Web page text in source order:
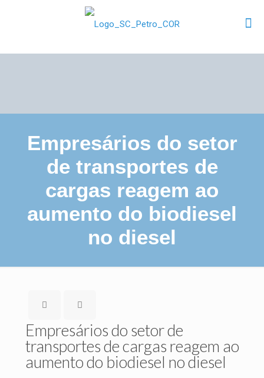
Empresários do setor
de transportes de
cargas reagem ao
aumento do biodiesel
no diesel
Empresários do setor de
transportes de cargas reagem ao
aumento do biodiesel no diesel